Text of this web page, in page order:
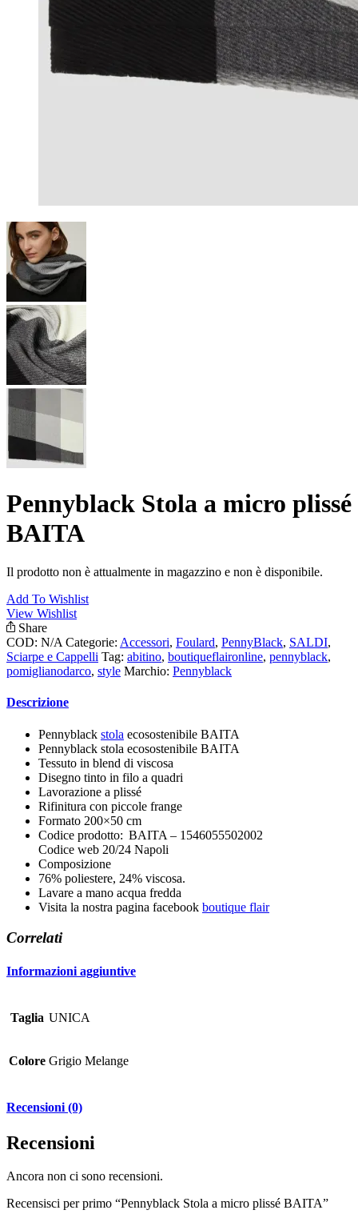
Pennyblack Stola a micro plissé
BAITA
Il prodotto non è attualmente in magazzino e non è disponibile.
Add To Wishlist
View Wishlist
Share
COD: N/A Categorie: Accessori, Foulard, PennyBlack, SALDI,
Sciarpe e Cappelli Tag: abitino, boutiqueflaironline, pennyblack,
pomiglianodarco, style Marchio: Pennyblack
Descrizione
Pennyblack stola ecosostenibile BAITA
Pennyblack stola ecosostenibile BAITA
Tessuto in blend di viscosa
Disegno tinto in filo a quadri
Lavorazione a plissé
Rifinitura con piccole frange
Formato 200×50 cm
Codice prodotto: BAITA – 1546055502002
Codice web 20/24 Napoli
Composizione
76% poliestere, 24% viscosa.
Lavare a mano acqua fredda
Visita la nostra pagina facebook boutique flair
Correlati
Informazioni aggiuntive
Taglia UNICA
Colore Grigio Melange
Recensioni (0)
Recensioni
Ancora non ci sono recensioni.
Recensisci per primo “Pennyblack Stola a micro plissé BAITA”